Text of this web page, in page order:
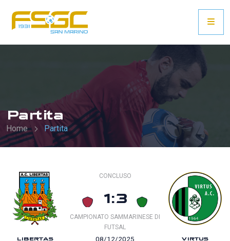
Partita
Home Partita
CONCLUSO
1:3
CAMPIONATO SAMMARINESE DI
FUTSAL
08/12/2025